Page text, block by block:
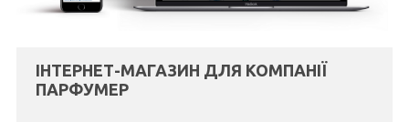
ІНТЕРНЕТ-МАГАЗИН ДЛЯ КОМПАНІЇ
ПАРФУМЕР